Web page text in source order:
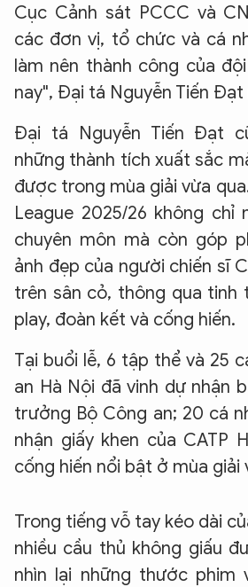
Cục Cảnh sát PCCC và
các đơn vị, tổ chức và cá
làm nên thành công của
nay", Đại tá Nguyễn Tiến Đạt
Đại tá Nguyễn Tiến Đạt
những thành tích xuất sắc
được trong mùa giải vừa
League 2025/26 không chỉ
chuyên môn mà còn góp
ảnh đẹp của người chiến sĩ
trên sân cỏ, thông qua tinh
play, đoàn kết và cống hiến.
​Tại buổi lễ, 6 tập thể và 25
an Hà Nội đã vinh dự nhận
trưởng Bộ Công an; 20 cá
nhận giấy khen của CATP
cống hiến nổi bật ở mùa giải
Trong tiếng vỗ tay kéo dài
nhiều cầu thủ không giấu
nhìn lại những thước phim